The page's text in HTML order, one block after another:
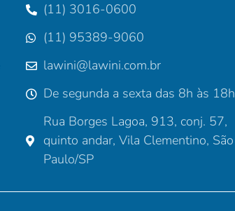
(11) 3016-0600
(11) 95389-9060
lawini@lawini.com.br
De segunda a sexta das 8h às 18h
Rua Borges Lagoa, 913, conj. 57,
quinto andar, Vila Clementino, São
Paulo/SP